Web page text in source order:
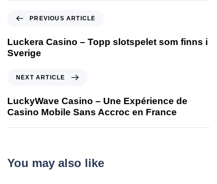
PREVIOUS ARTICLE
Luckera Casino – Topp slotspelet som finns i
Sverige
NEXT ARTICLE
LuckyWave Casino – Une Expérience de
Casino Mobile Sans Accroc en France
You may also like